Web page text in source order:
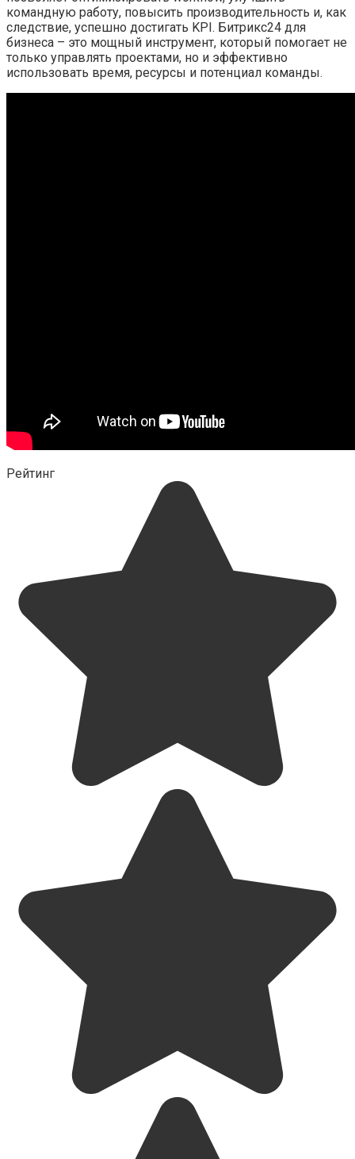
командную работу, повысить производительность и, как
следствие, успешно достигать KPI. Битрикс24 для
бизнеса – это мощный инструмент, который помогает не
только управлять проектами, но и эффективно
использовать время, ресурсы и потенциал команды.
Рейтинг